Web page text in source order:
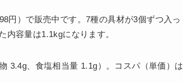
円）で販売中です。7種の具材が3個ずつ入っ
内容量は1.1kgになります。
3.4g、食塩相当量 1.1g）。コスパ（単価）は